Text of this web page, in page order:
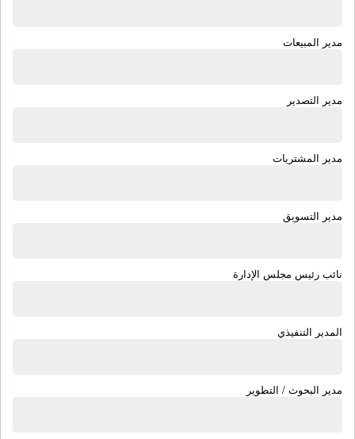
مدير المبيعات
مدير التصدير
مدير المشتريات
مدير التسويق
نائب رئيس مجلس الإدارة
المدير التنفيذي
مدير البحوث / التطوير